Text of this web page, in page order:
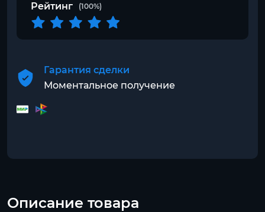
Рейтинг (100%)
Гарантия сделки
Моментальное получение
Описание товара